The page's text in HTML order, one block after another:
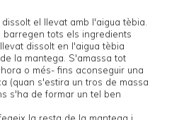
el llevat amb l'aigua tèbia.
barregen tots els ingredients
dissolt en l'aigua tèbia
la mantega. S'amassa tot
o més- fins aconseguir una
(quan s'estira un tros de massa
s'ha de formar un tel ben